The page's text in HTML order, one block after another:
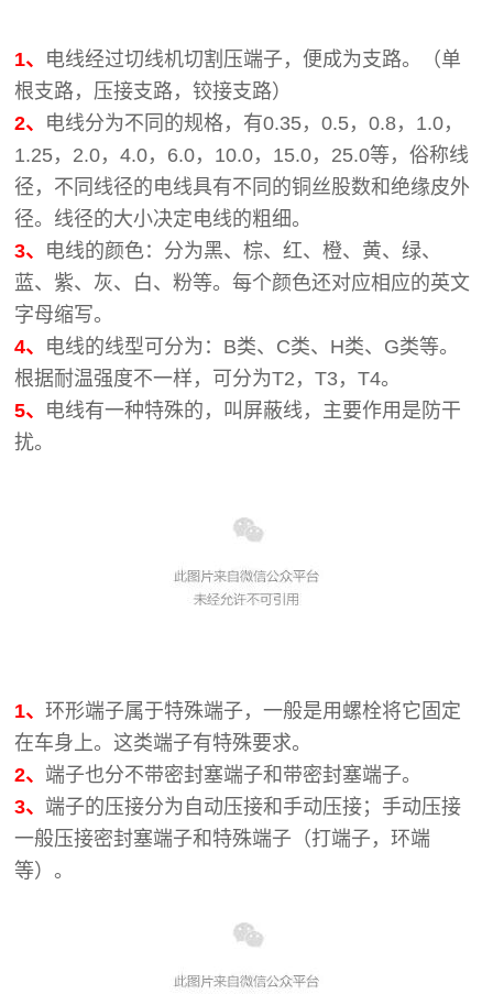
1、 电线经过切线机切割压端子，便成为支路。（单
根支路，压接支路，铰接支路）
2、 电线分为不同的规格，有0.35，0.5，0.8，1.0，
1.25，2.0，4.0，6.0，10.0，15.0，25.0等，俗称线
径，不同线径的电线具有不同的铜丝股数和绝缘皮外
径。线径的大小决定电线的粗细。
3、 电线的颜色：分为黑、棕、红、橙、黄、绿、
蓝、紫、灰、白、粉等。每个颜色还对应相应的英文
字母缩写。
4、 电线的线型可分为：B类、C类、H类、G类等。
根据耐温强度不一样，可分为T2，T3，T4。
5、 电线有一种特殊的，叫屏蔽线，主要作用是防干
扰。
1、环形端子属于特殊端子，一般是用螺栓将它固定
在车身上。这类端子有特殊要求。
2、 端子也分不带密封塞端子和带密封塞端子。
3、 端子的压接分为自动压接和手动压接；手动压接
一般压接密封塞端子和特殊端子（打端子，环端
等）。